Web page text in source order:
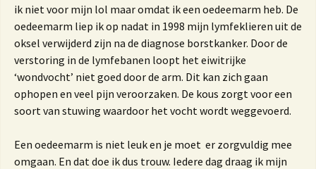
ik niet voor mijn lol maar omdat ik een oedeemarm heb. De
oedeemarm liep ik op nadat in 1998 mijn lymfeklieren uit de
oksel verwijderd zijn na de diagnose borstkanker. Door de
verstoring in de lymfebanen loopt het eiwitrijke
‘wondvocht’ niet goed door de arm. Dit kan zich gaan
ophopen en veel pijn veroorzaken. De kous zorgt voor een
soort van stuwing waardoor het vocht wordt weggevoerd.
Een oedeemarm is niet leuk en je moet er zorgvuldig mee
omgaan. En dat doe ik dus trouw. Iedere dag draag ik mijn